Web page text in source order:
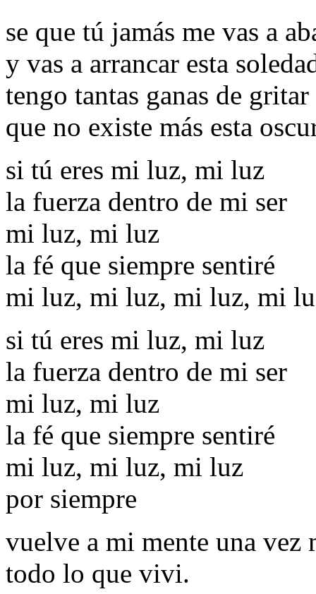
se que tú jamás me vas a
y vas a arrancar esta
tengo tantas ganas de gritar
que no existe más esta
si tú eres mi luz, mi luz
la fuerza dentro de mi ser
mi luz, mi luz
la fé que siempre sentiré
mi luz, mi luz, mi luz, mi
si tú eres mi luz, mi luz
la fuerza dentro de mi ser
mi luz, mi luz
la fé que siempre sentiré
mi luz, mi luz, mi luz
por siempre
vuelve a mi mente una vez
todo lo que vivi.